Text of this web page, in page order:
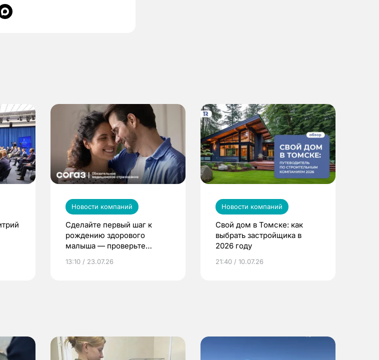
Новости компаний
Сделайте первый шаг к
рождению здорового
малыша — проверьте
по ОМС!
13:10 / 23.07.26
Новости компаний
Свой дом в Томске: как
выбрать застройщика в
2026 году
21:40 / 10.07.26